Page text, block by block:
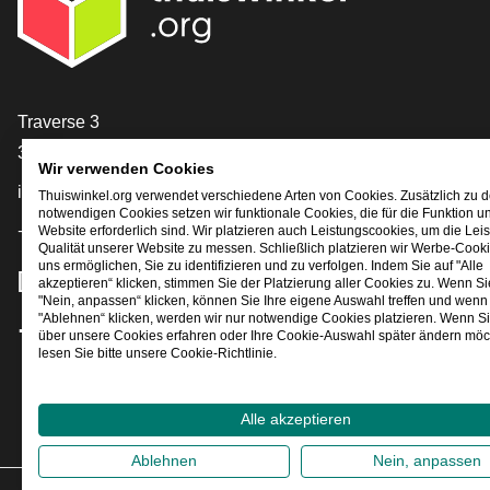
[_General:Contact]
Traverse 3
3905 NL Veenendaal
info@thuiswinkel.org
+31 (0)318 64 85 75
[_General:SocialMediaTitle]
Facebook
X LinkedIn
Instagram
YouTube
Wir verwenden Cookies
Thuiswinkel.org verwendet verschiedene Arten von Cookies. Zusätzlich zu
notwendigen Cookies setzen wir funktionale Cookies, die für die Funktion
Website erforderlich sind. Wir platzieren auch Leistungscookies, um die
Qualität unserer Website zu messen. Schließlich platzieren wir Werbe-
uns ermöglichen, Sie zu identifizieren und zu verfolgen. Indem Sie auf "Alle
akzeptieren“ klicken, stimmen Sie der Platzierung aller Cookies zu. Wenn
"Nein, anpassen“ klicken, können Sie Ihre eigene Auswahl treffen und
"Ablehnen“ klicken, werden wir nur notwendige Cookies platzieren. Wenn
über unsere Cookies erfahren oder Ihre Cookie-Auswahl später ändern
lesen Sie bitte unsere Cookie-Richtlinie.
Alle akzeptieren
Ablehnen Nein, anpassen